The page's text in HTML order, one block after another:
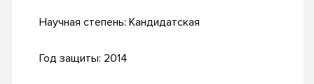
Научная степень: Кандидатская
Год защиты: 2014